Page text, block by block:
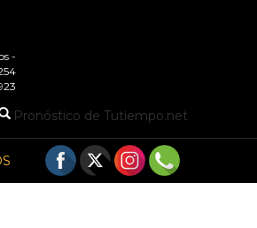
-
Pronóstico de Tutiempo.net